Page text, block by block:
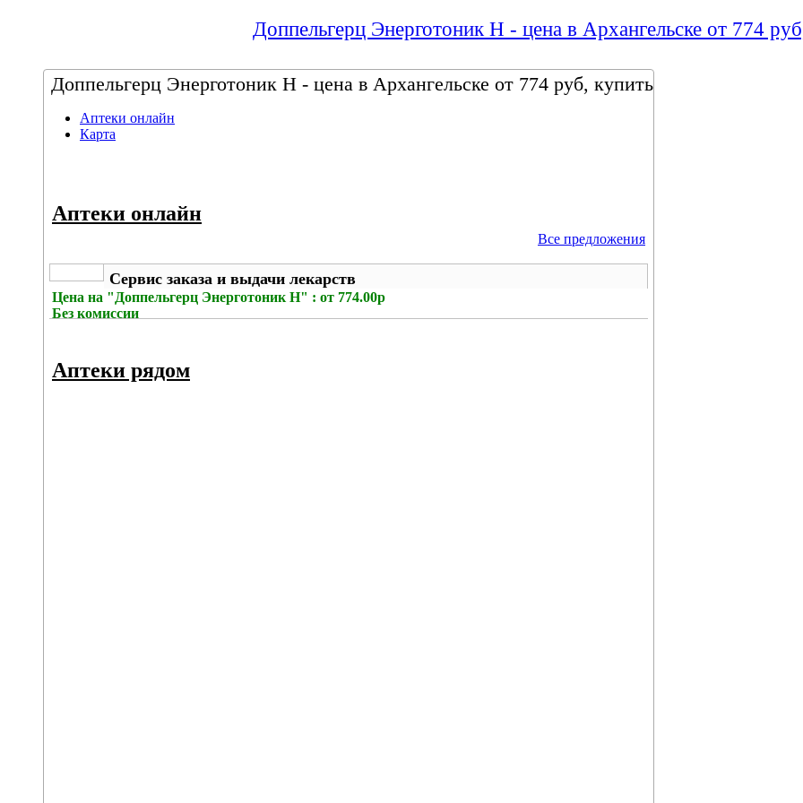
Доппельгерц Энерготоник Н - цена в Архангельске от 774
Доппельгерц Энерготоник Н - цена в Архангельске от 774 руб, купить
Аптеки онлайн
Карта
Аптеки онлайн
Все предложения
Сервис заказа и выдачи лекарств
Цена на "Доппельгерц Энерготоник Н" : от 774.00р
Без комиссии
Аптеки рядом